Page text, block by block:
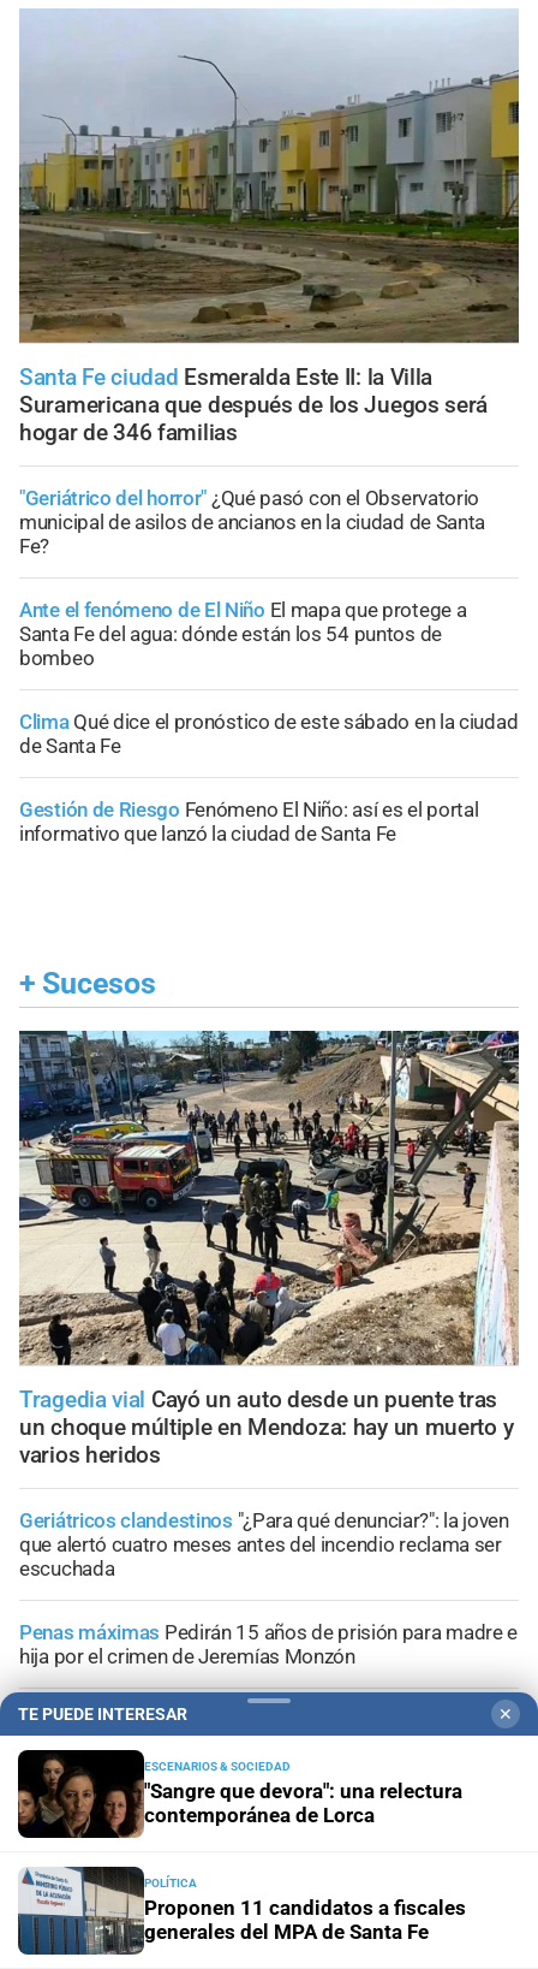
Santa Fe ciudad Esmeralda Este II: la Villa
Suramericana que después de los Juegos será
hogar de 346 familias
"Geriátrico del horror" ¿Qué pasó con el Observatorio
municipal de asilos de ancianos en la ciudad de Santa
Fe?
Ante el fenómeno de El Niño El mapa que protege a
Santa Fe del agua: dónde están los 54 puntos de
bombeo
Clima Qué dice el pronóstico de este sábado en la ciudad
de Santa Fe
Gestión de Riesgo Fenómeno El Niño: así es el portal
informativo que lanzó la ciudad de Santa Fe
+ Sucesos
Tragedia vial Cayó un auto desde un puente tras
un choque múltiple en Mendoza: hay un muerto y
varios heridos
Geriátricos clandestinos "¿Para qué denunciar?": la joven
que alertó cuatro meses antes del incendio reclama ser
escuchada
Penas máximas Pedirán 15 años de prisión para madre e
hija por el crimen de Jeremías Monzón
Encubrimiento agravado
reacción de sus abuelos tras las nuevas detenciones
En la zona noroeste Persiguieron y detuvieron a una
pareja en auto que llevaba una pistola de grueso calibre
TE PUEDE INTERESAR ✕
ESCENARIOS & SOCIEDAD
"Sangre que devora": una relectura
contemporánea de Lorca
POLÍTICA
Proponen 11 candidatos a fiscales
generales del MPA de Santa Fe